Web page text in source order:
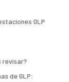
GLP
revisar?
de GLP: